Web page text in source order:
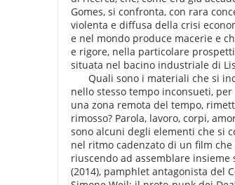
Gomes, si confronta, con rara
violenta e diffusa della crisi
e nel mondo produce macerie e
e rigore, nella particolare
situata nel bacino industriale di
Quali sono i materiali che si
nello stesso tempo inconsueti,
una zona remota del tempo,
rimosso? Parola, lavoro, corpi,
sono alcuni degli elementi che si
nel ritmo cadenzato di un film
riuscendo ad assemblare
(2014), pamphlet antagonista del